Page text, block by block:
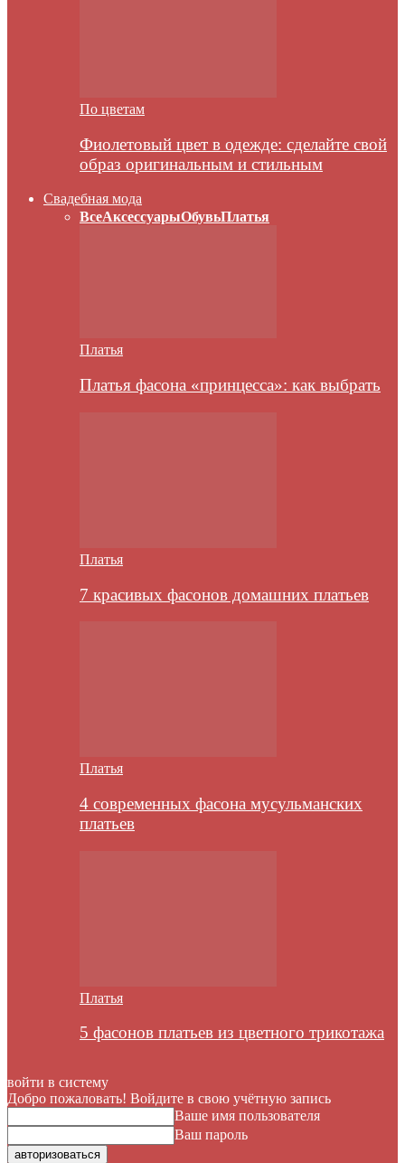
По цветам
Фиолетовый цвет в одежде: сделайте свой
образ оригинальным и стильным
Свадебная мода
ВсеАксессуарыОбувьПлатья
Платья
Платья фасона «принцесса»: как выбрать
Платья
7 красивых фасонов домашних платьев
Платья
4 современных фасона мусульманских
платьев
Платья
5 фасонов платьев из цветного трикотажа
войти в систему
Добро пожаловать! Войдите в свою учётную запись
Ваше имя пользователя
Ваш пароль